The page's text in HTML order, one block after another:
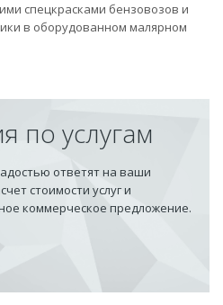
спецкрасками бензовозов и
в оборудованном малярном
по услугам
ответят на ваши
стоимости услуг и
коммерческое предложение.